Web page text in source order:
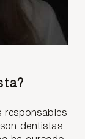
responsables
dentistas